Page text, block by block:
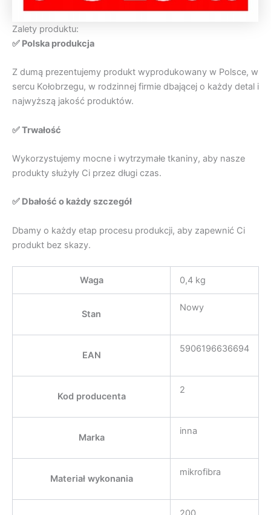
Zalety produktu:
✅ Polska produkcja
Z dumą prezentujemy produkt wyprodukowany w Polsce, w
sercu Kołobrzegu, w rodzinnej firmie dbającej o każdy detal i
najwyższą jakość produktów.
✅ Trwałość
Wykorzystujemy mocne i wytrzymałe tkaniny, aby nasze
produkty służyły Ci przez długi czas.
✅ Dbałość o każdy szczegół
Dbamy o każdy etap procesu produkcji, aby zapewnić Ci
produkt bez skazy.
Waga 0,4 kg
Stan
Nowy
EAN
5906196636694
Kod producenta
2
Marka
inna
Materiał wykonania
mikrofibra